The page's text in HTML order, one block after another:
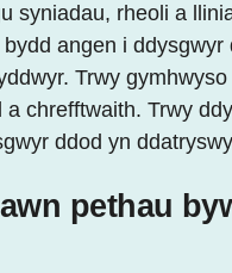
syniadau, rheoli a
angen i ddysgwyr
Trwy
chrefftwaith. Trwy
ddod yn
pethau